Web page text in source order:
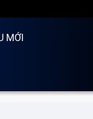
MỚI